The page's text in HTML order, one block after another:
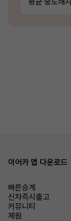
이어카 앱 다운로드
빠른승계
신차즉시출고
커뮤니티
제원